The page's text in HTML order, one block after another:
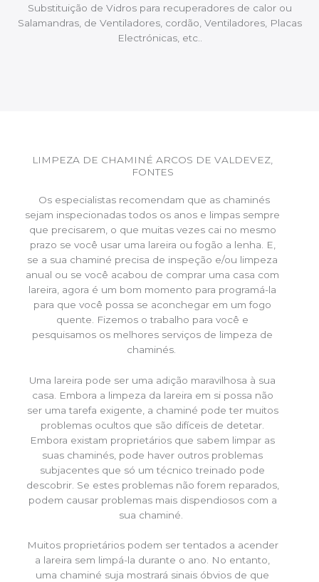
Substituição de Vidros para recuperadores de calor ou
Salamandras, de Ventiladores, cordão, Ventiladores, Placas
Electrónicas, etc..
LIMPEZA DE CHAMINÉ ARCOS DE VALDEVEZ,
FONTES
Os especialistas recomendam que as chaminés
sejam inspecionadas todos os anos e limpas sempre
que precisarem, o que muitas vezes cai no mesmo
prazo se você usar uma lareira ou fogão a lenha. E,
se a sua chaminé precisa de inspeção e/ou limpeza
anual ou se você acabou de comprar uma casa com
lareira, agora é um bom momento para programá-la
para que você possa se aconchegar em um fogo
quente. Fizemos o trabalho para você e
pesquisamos os melhores serviços de limpeza de
chaminés.
Uma lareira pode ser uma adição maravilhosa à sua
casa. Embora a limpeza da lareira em si possa não
ser uma tarefa exigente, a chaminé pode ter muitos
problemas ocultos que são difíceis de detetar.
Embora existam proprietários que sabem limpar as
suas chaminés, pode haver outros problemas
subjacentes que só um técnico treinado pode
descobrir. Se estes problemas não forem reparados,
podem causar problemas mais dispendiosos com a
sua chaminé.
Muitos proprietários podem ser tentados a acender
a lareira sem limpá-la durante o ano. No entanto,
uma chaminé suja mostrará sinais óbvios de que